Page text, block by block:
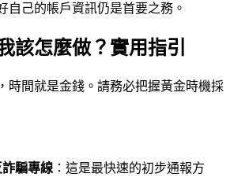
自己的帳戶資訊仍是首要之務。
該怎麼做？實用指引
時間就是金錢。請務必把握黃金時機採
詐騙專線 ：這是最快速的初步通報方